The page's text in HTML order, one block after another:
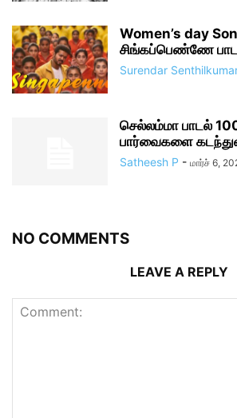
Women’s day
சிங்கப்பெண்ணே
Surendar
செல்லம்மா பாடல்
பார்வைகளை
Satheesh P - மார்ச் 6,
NO COMMENTS
LEAVE A REPLY